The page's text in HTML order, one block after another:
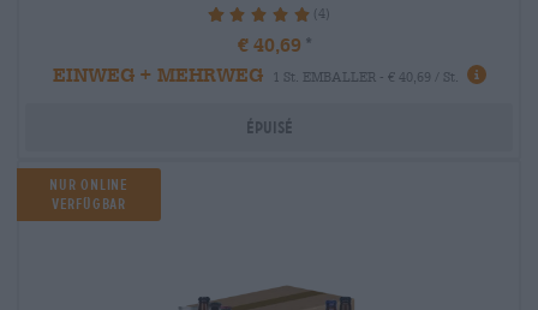
100% (4)
€ 40,69
EINWEG + MEHRWEG
1 St. EMBALLER - € 40,69 / St.
Épuisé
Nur Online
verfügbar